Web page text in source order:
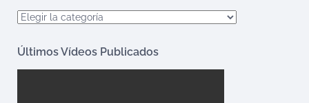
Categorías
Últimos Vídeos Publicados